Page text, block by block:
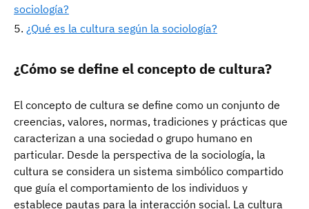
sociología?
¿Qué es la cultura según la sociología?
¿Cómo se define el concepto de cultura?
El concepto de cultura se define como un conjunto de
creencias, valores, normas, tradiciones y prácticas que
caracterizan a una sociedad o grupo humano en
particular. Desde la perspectiva de la sociología, la
cultura se considera un sistema simbólico compartido
que guía el comportamiento de los individuos y
establece pautas para la interacción social. La cultura